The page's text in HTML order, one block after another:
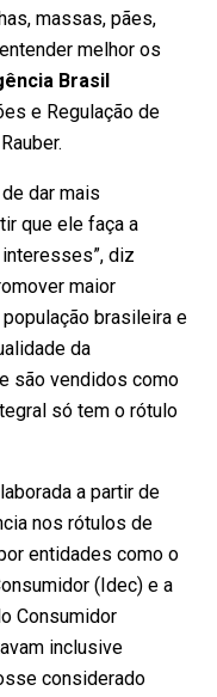
massas, pães,
melhor os
Brasil
e Regulação de
dar mais
que ele faça a
diz
maior
brasileira e
da
são vendidos como
só tem o rótulo
a partir de
nos rótulos de
entidades como o
(Idec) e a
Consumidor
inclusive
considerado